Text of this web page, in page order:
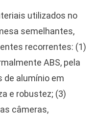
utilizados no
semelhantes,
recorrentes: (1)
ABS, pela
de alumínio em
e robustez; (3)
câmeras,